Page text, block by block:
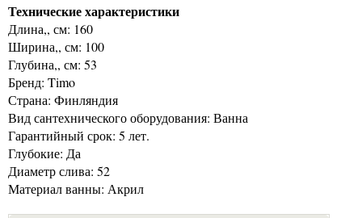
Технические характеристики
Длина,, см: 160
Ширина,, см: 100
Глубина,, см: 53
Бренд: Timo
Страна: Финляндия
Вид сантехнического оборудования: Ванна
Гарантийный срок: 5 лет.
Глубокие: Да
Диаметр слива: 52
Материал ванны: Акрил